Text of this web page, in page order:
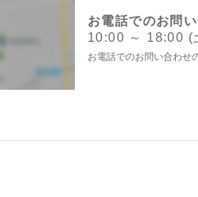
お電話でのお問
10:00 ～ 18:00 (
お電話でのお問い合わせ